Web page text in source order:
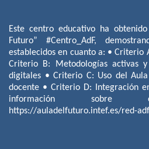
Este centro educativo ha
Futuro” #Centro_AdF,
establecidos en cuanto a: • Criterio
Criterio B: Metodologías activas
digitales • Criterio C: Uso del
docente • Criterio D: Integración
información sobre el
https://auladelfuturo.intef.es/red-